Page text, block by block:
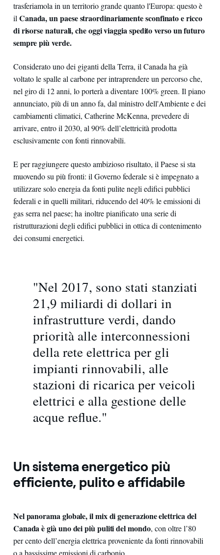
trasferiamola in un territorio grande quanto l'Europa: questo è
il Canada, un paese straordinariamente sconfinato e ricco
di risorse naturali, che oggi viaggia spedito verso un futuro
sempre più verde.
Considerato uno dei giganti della Terra, il Canada ha già
voltato le spalle al carbone per intraprendere un percorso che,
nel giro di 12 anni, lo porterà a diventare 100% green. Il piano
annunciato, più di un anno fa, dal ministro dell'Ambiente e dei
cambiamenti climatici, Catherine McKenna, prevedere di
arrivare, entro il 2030, al 90% dell’elettricità prodotta
esclusivamente con fonti rinnovabili.
E per raggiungere questo ambizioso risultato, il Paese si sta
muovendo su più fronti: il Governo federale si è impegnato a
utilizzare solo energia da fonti pulite negli edifici pubblici
federali e in quelli militari, riducendo del 40% le emissioni di
gas serra nel paese; ha inoltre pianificato una serie di
ristrutturazioni degli edifici pubblici in ottica di contenimento
dei consumi energetici.
"Nel 2017, sono stati stanziati
21,9 miliardi di dollari in
infrastrutture verdi, dando
priorità alle interconnessioni
della rete elettrica per gli
impianti rinnovabili, alle
stazioni di ricarica per veicoli
elettrici e alla gestione delle
acque reflue."
Un sistema energetico più
efficiente, pulito e affidabile
Nel panorama globale, il mix di generazione elettrica del
Canada è già uno dei più puliti del mondo, con oltre l’80
per cento dell’energia elettrica proveniente da fonti rinnovabili
o a bassissime emissioni di carbonio.